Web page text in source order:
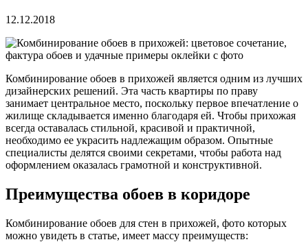
12.12.2018
Комбинирование обоев в прихожей является одним из лучших
дизайнерских решений. Эта часть квартиры по праву
занимает центральное место, поскольку первое впечатление о
жилище складывается именно благодаря ей. Чтобы прихожая
всегда оставалась стильной, красивой и практичной,
необходимо ее украсить надлежащим образом. Опытные
специалисты делятся своими секретами, чтобы работа над
оформлением оказалась грамотной и конструктивной.
Преимущества обоев в коридоре
Комбинирование обоев для стен в прихожей, фото которых
можно увидеть в статье, имеет массу преимуществ: